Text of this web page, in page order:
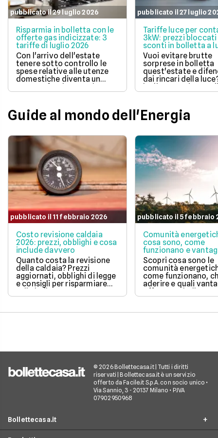
pubblicato il 29 luglio 2026
Risparmia in bolletta con le
offerte gas indicizzate: 3
tariffe di luglio 2026
Con l'arrivo dell'estate
tenere sotto controllo le
spese relative alle utenze
domestiche diventa un
aspetto fondamentale per
la pianificazione del bilancio
soluzione a prezzo variabile
consente di agganciare la
all'andamento aggiornato
del mercato dell'energia
naturale.
pubblicato il 27 luglio
Tariffe luce per
3kW: prezzi bloccati
sconti in bolletta a
2026
Vuoi evitare brutte
sorprese in bolletta
quest'estate e
dai rincari della
luglio 2026 ci sono
offerte con prezzo
aiutano a tenere
controllo le spese di
Scopri la soluzione
conveniente per te
quelle proposte da
Illumia e Ajò Energia
risparmiare fin da
Guide al mondo dell'Energia
pubblicato il 11 febbraio 2026
Costo revisione caldaia
2026: prezzi, obblighi e cosa
include davvero
Quanto costa la revisione
della caldaia? Prezzi
aggiornati, obblighi di legge
e consigli per risparmiare
sulla bolletta gas.
pubblicato il 5 febbraio
Comunità
cosa sono, come
funzionano e
Scopri cosa sono le
comunità
come funzionano,
aderire e quali
offrono su bolletta e
sostenibilità.
© 2026 Bollettecasa.it | Tutti i diritti
riservati | Bollettecasa.it è un servizio
offerto da Facile.it S.p.A. con socio unico •
Via Sannio, 3 - 20137 Milano • P.IVA
07902950968
Bollettecasa.it